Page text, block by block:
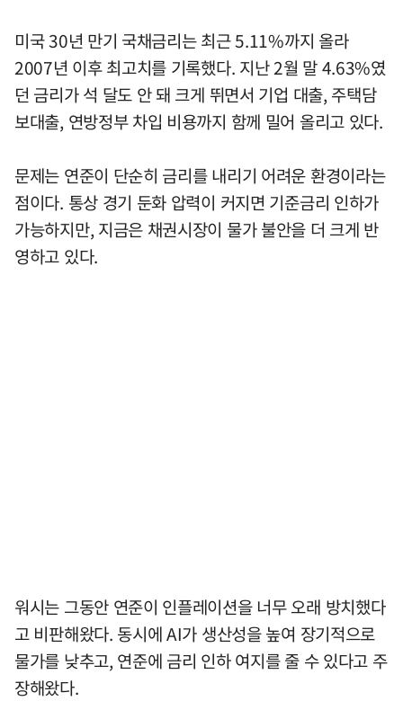
미국 30년 만기 국채금리는 최근 5.11%까지 올라
2007년 이후 최고치를 기록했다. 지난 2월 말 4.63%였
던 금리가 석 달도 안 돼 크게 뛰면서 기업 대출, 주택담
보대출, 연방정부 차입 비용까지 함께 밀어 올리고 있다.
문제는 연준이 단순히 금리를 내리기 어려운 환경이라는
점이다. 통상 경기 둔화 압력이 커지면 기준금리 인하가
가능하지만, 지금은 채권시장이 물가 불안을 더 크게 반
영하고 있다.
워시는 그동안 연준이 인플레이션을 너무 오래 방치했다
고 비판해왔다. 동시에 AI가 생산성을 높여 장기적으로
물가를 낮추고, 연준에 금리 인하 여지를 줄 수 있다고 주
장해왔다.